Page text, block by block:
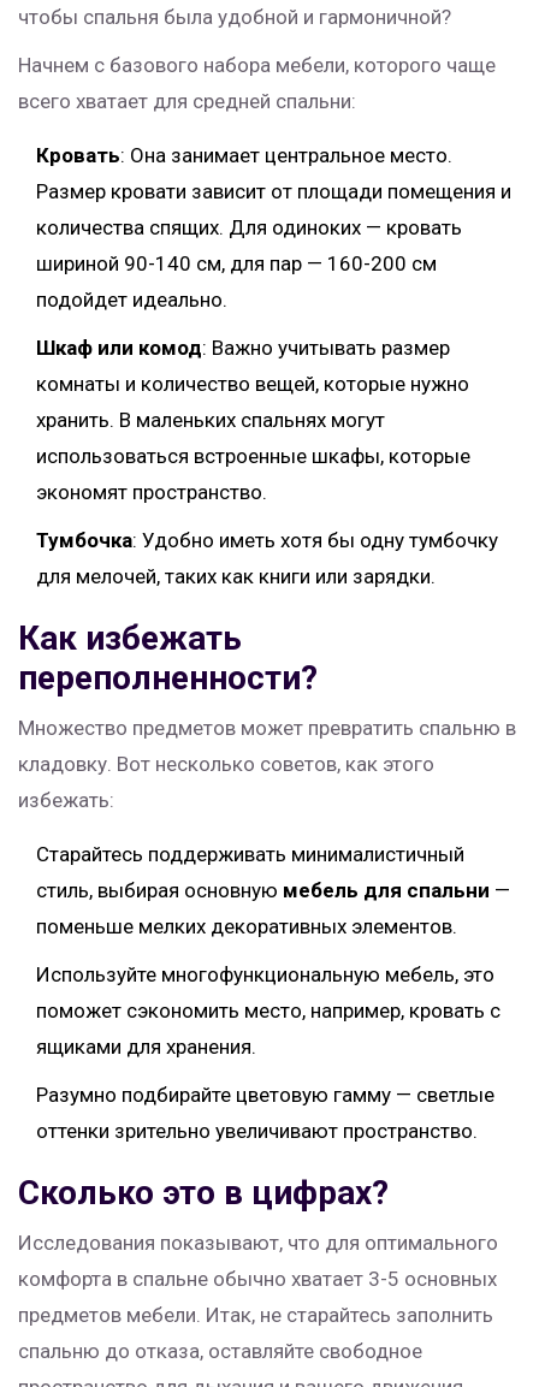
чтобы спальня была удобной и гармоничной?
Начнем с базового набора мебели, которого чаще
всего хватает для средней спальни:
Кровать: Она занимает центральное место.
Размер кровати зависит от площади помещения и
количества спящих. Для одиноких — кровать
шириной 90-140 см, для пар — 160-200 см
подойдет идеально.
Шкаф или комод: Важно учитывать размер
комнаты и количество вещей, которые нужно
хранить. В маленьких спальнях могут
использоваться встроенные шкафы, которые
экономят пространство.
Тумбочка: Удобно иметь хотя бы одну тумбочку
для мелочей, таких как книги или зарядки.
Как избежать
переполненности?
Множество предметов может превратить спальню в
кладовку. Вот несколько советов, как этого
избежать:
Старайтесь поддерживать минималистичный
стиль, выбирая основную мебель для спальни —
поменьше мелких декоративных элементов.
Используйте многофункциональную мебель, это
поможет сэкономить место, например, кровать с
ящиками для хранения.
Разумно подбирайте цветовую гамму — светлые
оттенки зрительно увеличивают пространство.
Сколько это в цифрах?
Исследования показывают, что для оптимального
комфорта в спальне обычно хватает 3-5 основных
предметов мебели. Итак, не старайтесь заполнить
спальню до отказа, оставляйте свободное